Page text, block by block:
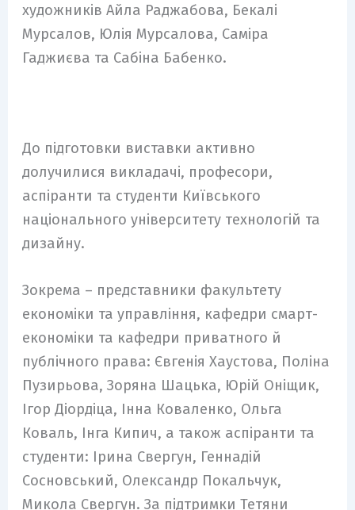
художників Айла Раджабова, Бекалі
Мурсалов, Юлія Мурсалова, Саміра
Гаджиєва та Сабіна Бабенко.
До підготовки виставки активно
долучилися викладачі, професори,
аспіранти та студенти Київського
національного університету технологій та
дизайну.
Зокрема – представники факультету
економіки та управління, кафедри смарт-
економіки та кафедри приватного й
публічного права: Євгенія Хаустова, Поліна
Пузирьова, Зоряна Шацька, Юрій Оніщик,
Ігор Діордіца, Інна Коваленко, Ольга
Коваль, Інга Кипич, а також аспіранти та
студенти: Ірина Свергун, Геннадій
Сосновський, Олександр Покальчук,
Микола Свергун. За підтримки Тетяни